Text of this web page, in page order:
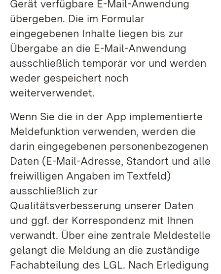
Gerät verfügbare E-Mail-Anwendung
übergeben. Die im Formular
eingegebenen Inhalte liegen bis zur
Übergabe an die E-Mail-Anwendung
ausschließlich temporär vor und werden
weder gespeichert noch
weiterverwendet.
Wenn Sie die in der App implementierte
Meldefunktion verwenden, werden die
darin eingegebenen personenbezogenen
Daten (E-Mail-Adresse, Standort und alle
freiwilligen Angaben im Textfeld)
ausschließlich zur
Qualitätsverbesserung unserer Daten
und ggf. der Korrespondenz mit Ihnen
verwandt. Über eine zentrale Meldestelle
gelangt die Meldung an die zuständige
Fachabteilung des LGL. Nach Erledigung